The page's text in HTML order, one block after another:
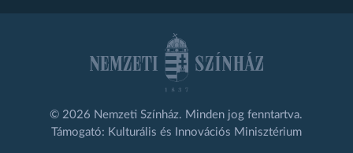
© 2026 Nemzeti Színház. Minden jog fenntartva.
Támogató: Kulturális és Innovációs Minisztérium